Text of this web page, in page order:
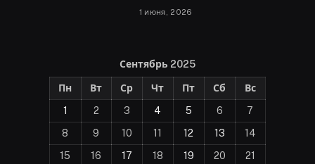
1 июня, 2026
Сентябрь 2025
Пн Вт Ср Чт Пт Сб
Вс
1
2 3 4 5 6
7
8
9 10 11 12 13
14
15
16 17 18 19 20 21